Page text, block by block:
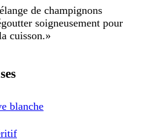
de champignons
soigneusement pour
cuisson.»
blanche